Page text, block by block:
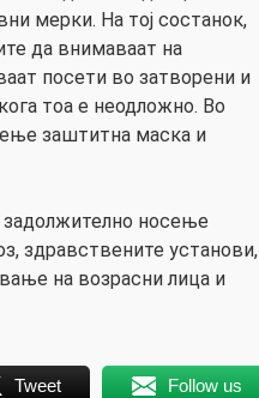
мерки. На тој состанок,
да внимаваат на
посети во затворени и
тоа е неодложно. Во
заштитна маска и
носење
здравствените установи,
на возрасни лица и
Tweet Follow us